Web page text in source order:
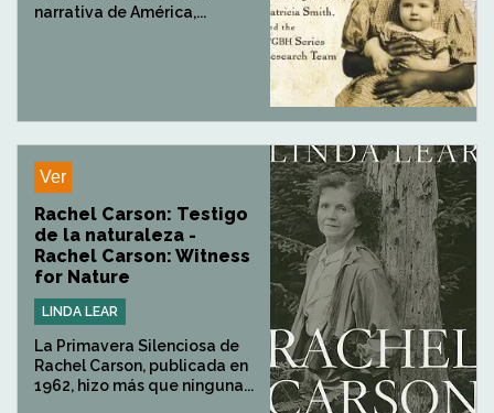
narrativa de América,...
Ver
Rachel Carson: Testigo
de la naturaleza -
Rachel Carson: Witness
for Nature
LINDA LEAR
La Primavera Silenciosa de
Rachel Carson, publicada en
1962, hizo más que ninguna...